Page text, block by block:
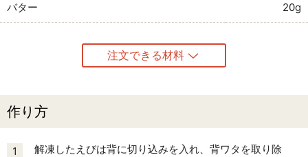
バター 20g
注文できる材料
作り方
1
解凍したえびは背に切り込みを入れ、背ワタを取り除